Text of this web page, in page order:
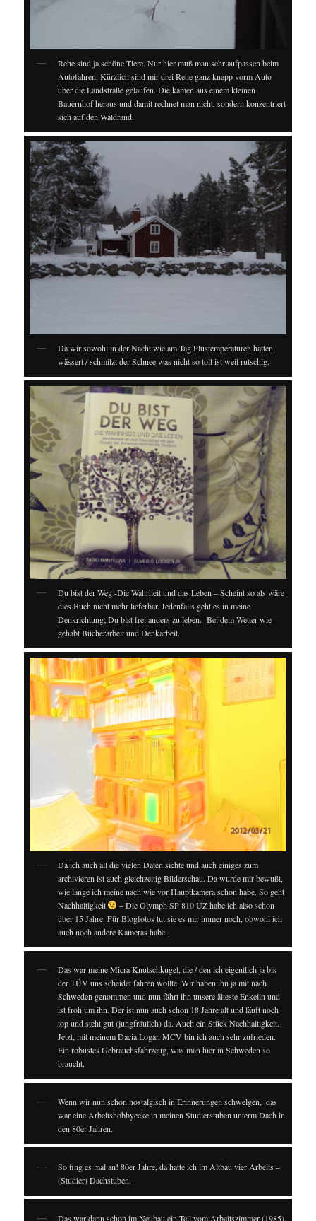
Rehe sind ja schöne Tiere. Nur hier muß man sehr aufpassen beim
Autofahren. Kürzlich sind mir drei Rehe ganz knapp vorm Auto
über die Landstraße gelaufen. Die kamen aus einem kleinen
Bauernhof heraus und damit rechnet man nicht, sondern konzentriert
sich auf den Waldrand.
Da wir sowohl in der Nacht wie am Tag Plustemperaturen hatten,
wässert / schmilzt der Schnee was nicht so toll ist weil rutschig.
Du bist der Weg -Die Wahrheit und das Leben – Scheint so als wäre
dies Buch nicht mehr lieferbar. Jedenfalls geht es in meine
Denkrichtung; Du bist frei anders zu leben. Bei dem Wetter wie
gehabt Bücherarbeit und Denkarbeit.
Da ich auch all die vielen Daten sichte und auch einiges zum
archivieren ist auch gleichzeitig Bilderschau. Da wurde mir bewußt,
wie lange ich meine nach wie vor Hauptkamera schon habe. So geht
Nachhaltigkeit
– Die Olymph SP 810 UZ habe ich also schon
über 15 Jahre. Für Blogfotos tut sie es mir immer noch, obwohl ich
auch noch andere Kameras habe.
Das war meine Micra Knutschkugel, die / den ich eigentlich ja bis
der TÜV uns scheidet fahren wollte. Wir haben ihn ja mit nach
Schweden genommen und nun fährt ihn unsere älteste Enkelin und
ist froh um ihn. Der ist nun auch schon 18 Jahre alt und läuft noch
top und steht gut (jungfräulich) da. Auch ein Stück Nachhaltigkeit.
Jetzt, mit meinem Dacia Logan MCV bin ich auch sehr zufrieden.
Ein robustes Gebrauchsfahrzeug, was man hier in Schweden so
braucht.
Wenn wir nun schon nostalgisch in Erinnerungen schwelgen, ⁣⁣ das
war eine Arbeitshobbyecke in meinen Studierstuben unterm Dach in
den 80er Jahren.
So fing es mal an! 80er Jahre, da hatte ich im Altbau vier Arbeits –
(Studier) Dachstuben.
Das war dann schon im Neubau ein Teil vom Arbeitszimmer (1985).